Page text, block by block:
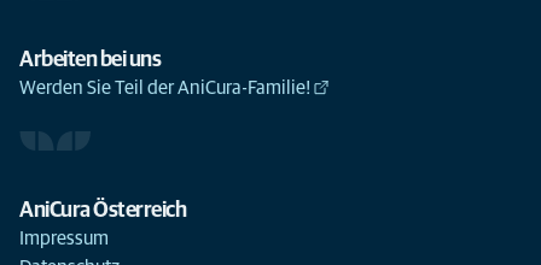
Arbeiten bei uns
Werden Sie Teil der AniCura-Familie!
AniCura Österreich
Impressum